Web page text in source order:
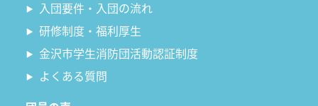
入団要件・入団の流れ
研修制度・福利厚生
金沢市学生消防団活動認証制度
よくある質問